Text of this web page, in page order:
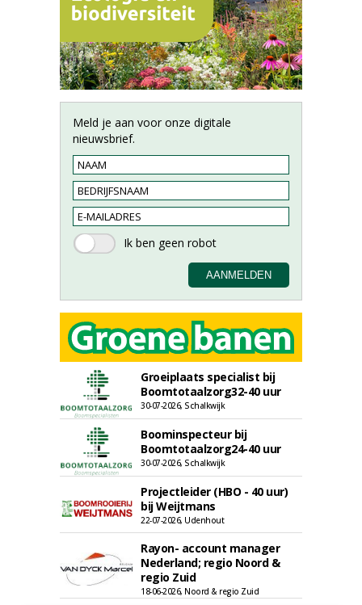
Meld je aan voor onze digitale
nieuwsbrief.
Groeiplaats specialist bij
Boomtotaalzorg32-40 uur
30-07-2026, Schalkwijk
Boominspecteur bij
Boomtotaalzorg24-40 uur
30-07-2026, Schalkwijk
Projectleider (HBO - 40 uur)
bij Weijtmans
22-07-2026, Udenhout
Rayon- account manager
Nederland; regio Noord &
regio Zuid
18-06-2026, Noord & regio Zuid